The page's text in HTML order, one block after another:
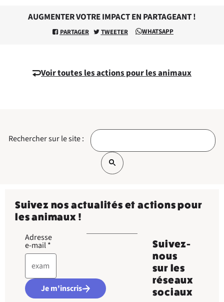
AUGMENTER VOTRE IMPACT EN PARTAGEANT !
PARTAGER TWEETER WHATSAPP
Voir toutes les actions pour les animaux
Rechercher sur le site :
Suivez nos actualités et actions pour
les animaux !
Adresse
e-mail*
Je m'inscris
Suivez-
nous
sur les
réseaux
sociaux